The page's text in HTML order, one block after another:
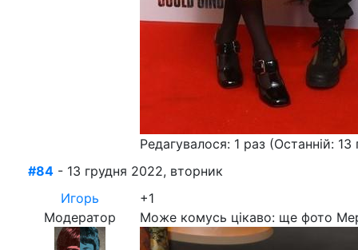
Редагувалося: 1 раз (Останній:
#84 - 13 грудня 2022, вторник
Игорь
Модератор
+1
Може комусь цікаво: ще фото